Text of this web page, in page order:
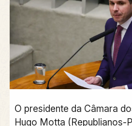
O presidente da Câmara
Hugo Motta (Republianos-